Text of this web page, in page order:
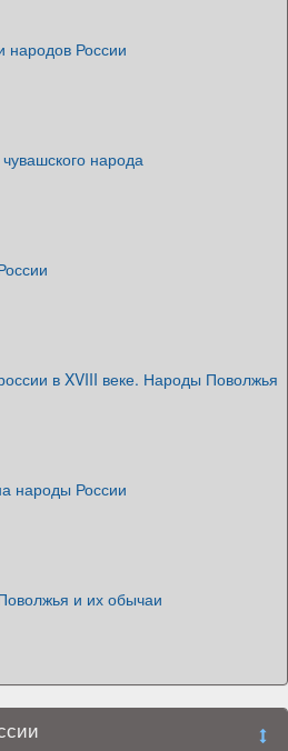
народов России
чувашского народа
в XVIII веке. Народы Поволжья
народы России
и их обычаи